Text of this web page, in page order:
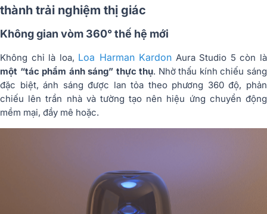
thành trải nghiệm thị giác
Không gian vòm 360° thế hệ mới
Không chỉ là loa, Loa Harman Kardon Aura Studio 5 còn là
một “tác phẩm ánh sáng” thực thụ. Nhờ thấu kính chiếu sáng
đặc biệt, ánh sáng được lan tỏa theo phương 360 độ, phản
chiếu lên trần nhà và tường tạo nên hiệu ứng chuyển động
mềm mại, đầy mê hoặc.